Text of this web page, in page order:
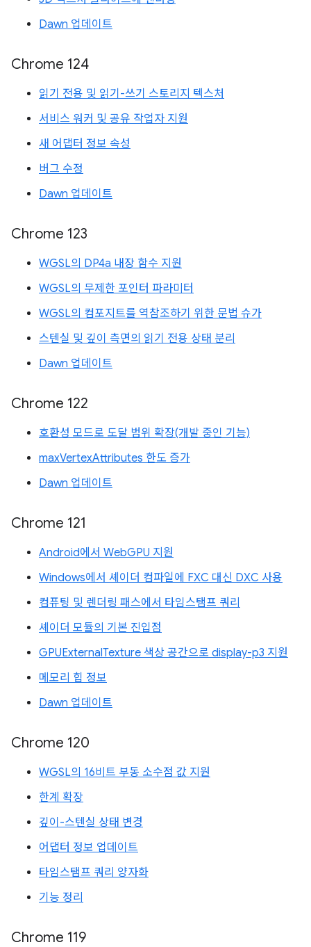
Dawn 업데이트
Chrome 124
읽기 전용 및 읽기-쓰기 스토리지 텍스처
서비스 워커 및 공유 작업자 지원
새 어댑터 정보 속성
버그 수정
Dawn 업데이트
Chrome 123
WGSL의 DP4a 내장 함수 지원
WGSL의 무제한 포인터 파라미터
WGSL의 컴포지트를 역참조하기 위한 문법 슈가
스텐실 및 깊이 측면의 읽기 전용 상태 분리
Dawn 업데이트
Chrome 122
호환성 모드로 도달 범위 확장(개발 중인 기능)
maxVertexAttributes 한도 증가
Dawn 업데이트
Chrome 121
Android에서 WebGPU 지원
Windows에서 셰이더 컴파일에 FXC 대신 DXC 사용
컴퓨팅 및 렌더링 패스에서 타임스탬프 쿼리
셰이더 모듈의 기본 진입점
GPUExternalTexture 색상 공간으로 display-p3 지원
메모리 힙 정보
Dawn 업데이트
Chrome 120
WGSL의 16비트 부동 소수점 값 지원
한계 확장
깊이-스텐실 상태 변경
어댑터 정보 업데이트
타임스탬프 쿼리 양자화
기능 정리
Chrome 119